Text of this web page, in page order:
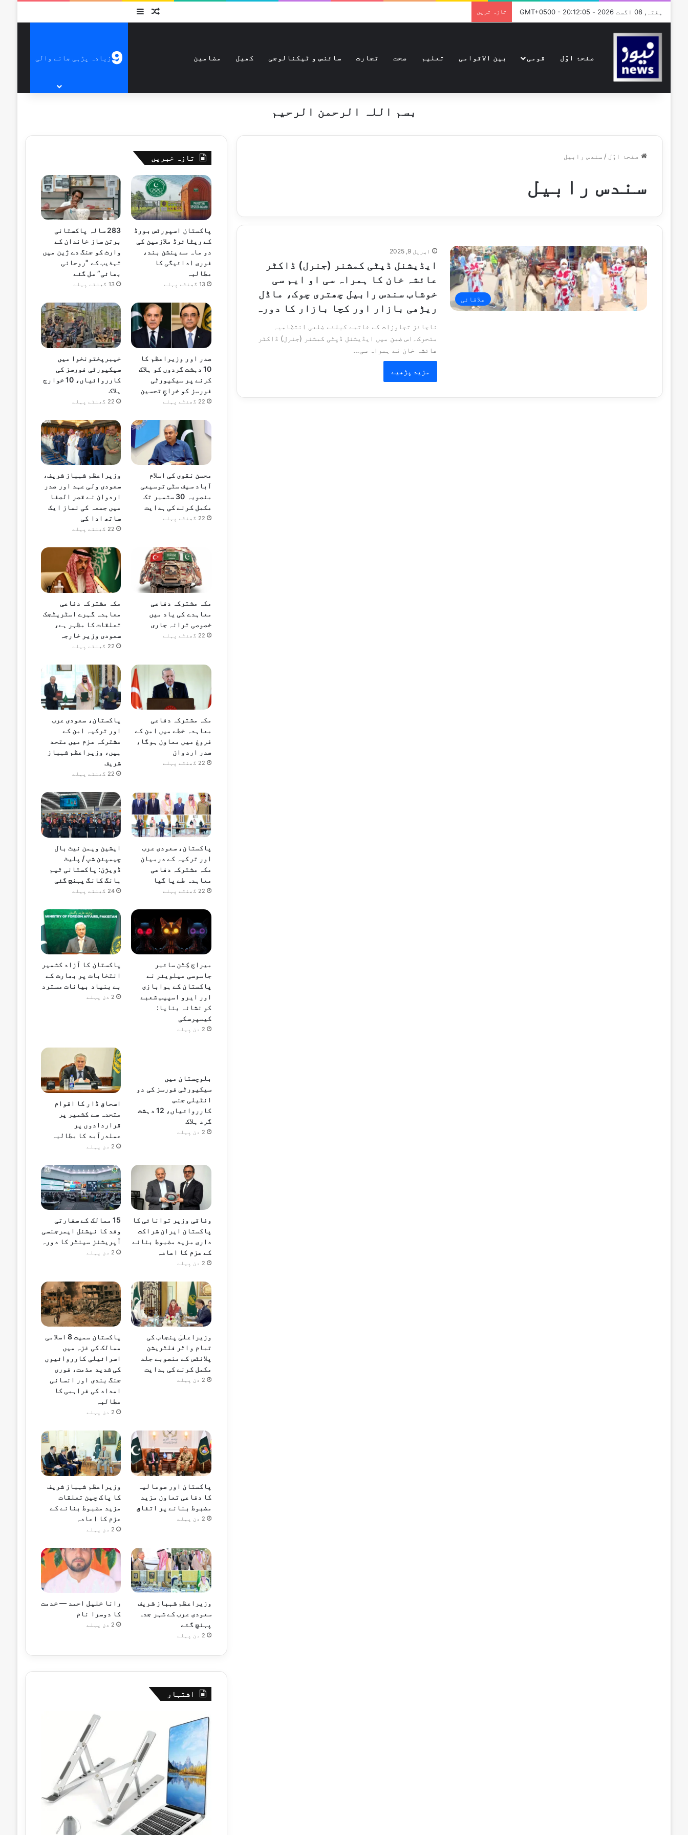
ہفتہ, 08 اگست 2026 - GMT+0500 - 20:12:05 تازہ ترین متفرق
صفحۂ اوّل قومی بین الاقوامی تعلیم صحت تجارت سائنس و ٹیکنالوجی کھیل مضامین 9زیادہ پڑہی جانے والی
بسم اللہ الرحمن الرحیم
صفحۂ اوّل / سندس رابیل
سندس رابیل
علاقائی
اپریل 9, 2025
ایڈیشنل ڈپٹی کمشنر (جنرل) ڈاکٹر
عائشہ خان کا ہمراہ سی او ایم سی
خوشاب سندس رابیل چھتری چوک، ماڈل
ریڑھی بازار اور کچا بازار کا دورہ
ناجائز تجاوزات کے خاتمے کیلئے ضلعی انتظامیہ
متحرک۔اس ضمن میں ایڈیشنل ڈپٹی کمشنر (جنرل) ڈاکٹر
عائشہ خان نے ہمراہ سی…
مزید پڑھیے
تازہ خبریں
پاکستان اسپورٹس بورڈ
کے ریٹائرڈ ملازمین کی
دو ماہ سے پنشن بند،
فوری ادائیگی کا
مطالبہ
13 گھنٹے پہلے
283 سالہ پاکستانی
برتن ساز خاندان کے
وارث کو جنگ دے ژین میں
تہذیب کے "روحانی
بھائی” مل گئے
13 گھنٹے پہلے
صدر اور وزیراعظم کا
10 دہشت گردوں کو ہلاک
کرنے پر سیکیورٹی
فورسز کو خراجِ تحسین
22 گھنٹے پہلے
خیبرپختونخوا میں
سیکیورٹی فورسز کی
کارروائیاں، 10 خوارج
ہلاک
22 گھنٹے پہلے
محسن نقوی کی اسلام
آباد سیف سٹی توسیعی
منصوبہ 30 ستمبر تک
مکمل کرنے کی ہدایت
22 گھنٹے پہلے
وزیراعظم شہباز شریف،
سعودی ولی عہد اور صدر
اردوان نے قصر الصفا
میں جمعہ کی نماز ایک
ساتھ ادا کی
22 گھنٹے پہلے
مکہ مشترکہ دفاعی
معاہدے کی یاد میں
خصوصی ترانہ جاری
22 گھنٹے پہلے
مکہ مشترکہ دفاعی
معاہدہ گہرے اسٹریٹجک
تعلقات کا مظہر ہے،
سعودی وزیر خارجہ
22 گھنٹے پہلے
مکہ مشترکہ دفاعی
معاہدہ خطے میں امن کے
فروغ میں معاون ہوگا،
صدر اردوان
22 گھنٹے پہلے
پاکستان، سعودی عرب
اور ترکیہ امن کے
مشترکہ عزم میں متحد
ہیں، وزیراعظم شہباز
شریف
22 گھنٹے پہلے
پاکستان، سعودی عرب
اور ترکیہ کے درمیان
مکہ مشترکہ دفاعی
معاہدہ طے پا گیا
22 گھنٹے پہلے
ایشین ویمن نیٹ بال
چیمپئن شپ / پلیٹ
ڈویژن: پاکستانی ٹیم
ہانگ کانگ پہنچ گئی
24 گھنٹے پہلے
میراج کِٹن سائبر
جاسوسی میلویئر نے
پاکستان کے ہوابازی
اور ایرو اسپیس شعبے
کو نشانہ بنایا:
کیسپرسکی
2 دن پہلے
پاکستان کا آزاد کشمیر
انتخابات پر بھارت کے
بے بنیاد بیانات مسترد
2 دن پہلے
بلوچستان میں
سیکیورٹی فورسز کی دو
انٹیلی جنس
کارروائیاں، 12 دہشت
گرد ہلاک
2 دن پہلے
اسحاق ڈار کا اقوام
متحدہ سے کشمیر پر
قراردادوں پر
عملدرآمد کا مطالبہ
2 دن پہلے
وفاقی وزیر توانائی کا
پاکستان ایران شراکت
داری مزید مضبوط بنانے
کے عزم کا اعادہ
2 دن پہلے
15 ممالک کے سفارتی
وفد کا نیشنل ایمرجنسی
آپریشنز سینٹر کا دورہ
2 دن پہلے
وزیراعلیٰ پنجاب کی
تمام واٹر فلٹریشن
پلانٹس کے منصوبے جلد
مکمل کرنے کی ہدایت
2 دن پہلے
پاکستان سمیت 8 اسلامی
ممالک کی غزہ میں
اسرائیلی کارروائیوں
کی شدید مذمت، فوری
جنگ بندی اور انسانی
امداد کی فراہمی کا
مطالبہ
2 دن پہلے
پاکستان اور صومالیہ
کا دفاعی تعاون مزید
مضبوط بنانے پر اتفاق
2 دن پہلے
وزیراعظم شہباز شریف
کا پاک چین تعلقات
مزید مضبوط بنانے کے
عزم کا اعادہ
2 دن پہلے
وزیراعظم شہباز شریف
سعودی عرب کے شہر جدہ
پہنچ گئے
2 دن پہلے
رانا خلیل احمد — خدمت
کا دوسرا نام
2 دن پہلے
اشتہار